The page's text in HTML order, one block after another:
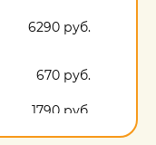
6290 руб.
670 руб.
1790 руб.